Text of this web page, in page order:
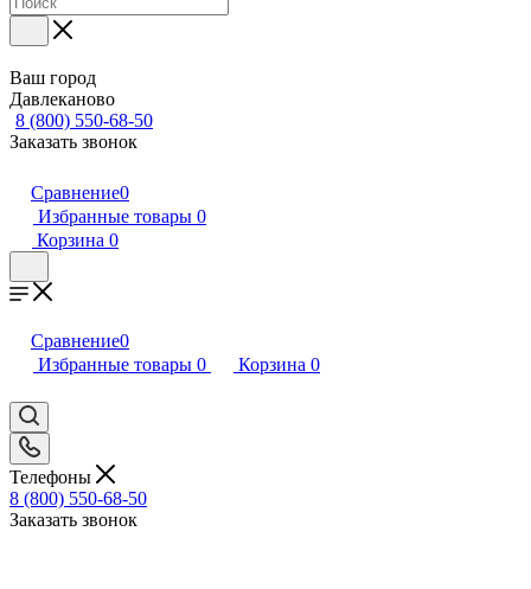
Ваш город
Давлеканово
8 (800) 550-68-50
Заказать звонок
Сравнение0
Избранные товары 0
Корзина 0
Сравнение0
Избранные товары 0 Корзина 0
Телефоны
8 (800) 550-68-50
Заказать звонок